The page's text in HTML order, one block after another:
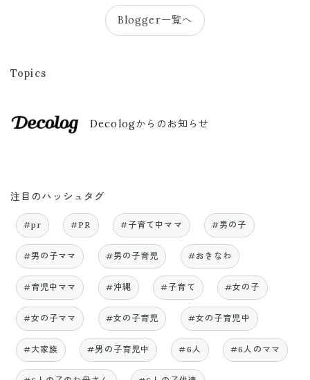
Blogger一覧へ
Topics
Decologからのお知らせ
注目のハッシュタグ
#pr #PR #子育て中ママ #男の子
#男の子ママ #男の子育児 #おきなわ
#育児中ママ #沖縄 #子育て #女の子
#女の子ママ #女の子育児 #女の子育児中
#大家族 #男の子育児中 #6人 #6人のママ